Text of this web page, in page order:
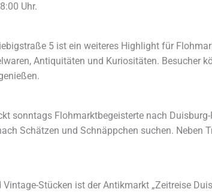
Uhr.
5 ist ein weiteres Highlight für
Antiquitäten und Kuriositäten. Besucher
sonntags Flohmarktbegeisterte nach
Schätzen und Schnäppchen suchen.
Stücken ist der Antikmarkt „Zeitreise